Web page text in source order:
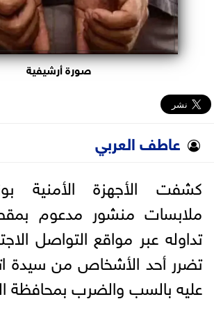
صورة أرشيفية
عاطف العربي
كشفت الأجهزة الأمنية
ملابسات منشور مدعوم
تداوله عبر مواقع التواصل
تضرر أحد الأشخاص من سيدة
عليه بالسب والضرب بمحافظة